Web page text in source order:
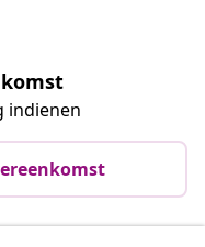
indienen